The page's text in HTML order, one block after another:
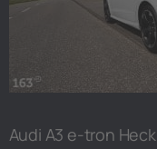
Audi A3 e-tron Heck